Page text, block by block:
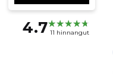
4.7 11 hinnangut